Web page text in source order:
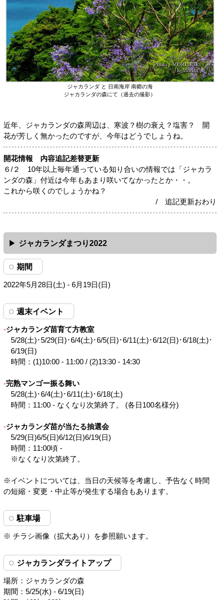
ジャカランダ と 日南海岸 南郷の海
ジャカランダの森にて（過去の撮影）
近年、ジャカランダの森周辺は、寒波？樹の衰え？塩害？ 開
花が芳しく無かったのですが、今年はどうでしょうね。
開花情報 内容追記差替更新
６/２ 10年以上毎年通っている知り合いの情報では「ジャカラ
ンダの森」付近は今年もあまり咲いてなかったとか・・。
これから咲くのでしょうかね？
/ 追記更新おわり
ジャカランダまつり2022
期間
2022年5月28日(土) - 6月19日(日)
週末イベント
ジャカランダ苗育て方教室
5/28(土)･5/29(日)･6/4(土)･6/5(日)･6/11(土)･6/12(日)･6/18(土)･
6/19(日)
時間：(1)10:00 - 11:00 / (2)13:30 - 14:30
完熟マンゴー振る舞い
5/28(土)･6/4(土)･6/11(土)･6/18(土)
時間：11:00 - なくなり次第終了。 (各日100名様分)
ジャカランダ苗が当たる抽選会
5/29(日)6/5(日)6/12(日)6/19(日)
時間：11:00頃 -
※なくなり次第終了。
※イベントについては、当日の天候等を考慮し、予告なく時間
の短縮・変更・中止等が発生する場合もあります。
駐車場
※ チラシ画像（拡大あり）を参照願います。
ジャカランダライトアップ
場所：ジャカランダの森
期間：5/25(水) - 6/19(日)